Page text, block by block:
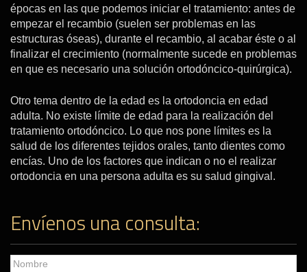
épocas en las que podemos iniciar el tratamiento: antes de
empezar el recambio (suelen ser problemas en las
estructuras óseas), durante el recambio, al acabar éste o al
finalizar el crecimiento (normalmente sucede en problemas
en que es necesario una solución ortodóncico-quirúrgica).
Otro tema dentro de la edad es la ortodoncia en edad
adulta. No existe límite de edad para la realización del
tratamiento ortodóncico. Lo que nos pone límites es la
salud de los diferentes tejidos orales, tanto dientes como
encías. Uno de los factores que indican o no el realizar
ortodoncia en una persona adulta es su salud gingival.
Envíenos una consulta: